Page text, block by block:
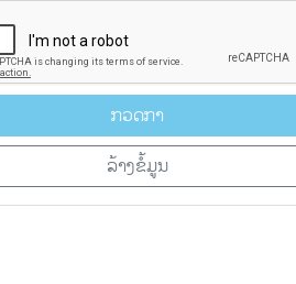
ກວດກາ
ລ້າງຂໍ້ມູນ